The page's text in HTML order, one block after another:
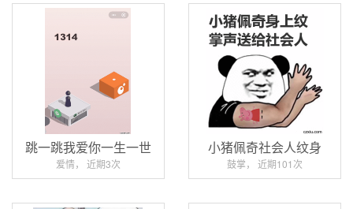
跳一跳我爱你一生一世
爱情， 近期3次
小猪佩奇社会人纹身
鼓掌， 近期101次